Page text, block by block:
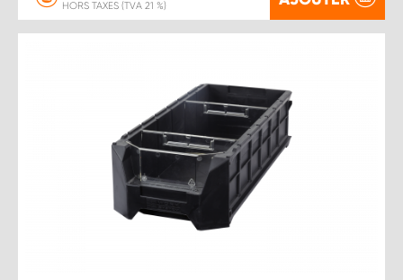
HORS TAXES (TVA 21 %)